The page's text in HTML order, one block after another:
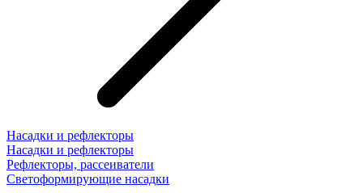
Насадки и рефлекторы
Насадки и рефлекторы
Рефлекторы, рассеиватели
Светоформирующие насадки